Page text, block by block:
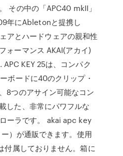
その中の「APC40 mkII」
年にAbletonと提携し
アとハードウェアの親和性
ォーマンス AKAI(アカイ)
KEY 25は、コンパク
ボードに40のクリップ・
8つのアサイン可能なコン
した、非常にパワフルな
ーラです。 akai apc key
）が通販できます。使用
付属しておりません。箱に